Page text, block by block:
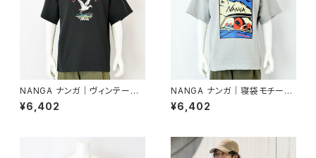
NANGA ナンガ｜ヴィンテージ
風デザイン半袖Tシャツ｜エコ
ハイブリッド ダックビンテージ
¥6,402
NANGA ナンガ｜寝袋モチーフ
デザイン半袖Tシャツ｜エコハ
イブリッド キープローリング T
¥6,402